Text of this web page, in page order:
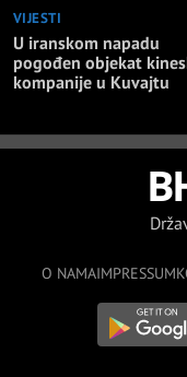
VIJESTI
U iranskom napadu
pogođen objekat
kompanije u Kuvajtu
O NAMAIMPRESSUM